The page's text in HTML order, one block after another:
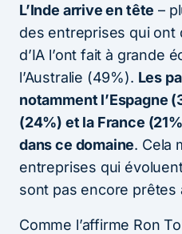
L’Inde arrive en tête –
des entreprises qui ont
d’IA l’ont fait à grande
l’Australie (49%). Les
notamment l’Espagne
(24%) et la France
dans ce domaine. Cela
entreprises qui
sont pas encore prêtes
Comme l’affirme Ron